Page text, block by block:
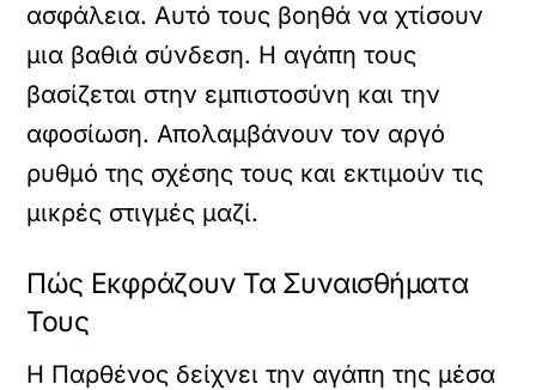
ασφάλεια. Αυτό τους βοηθά να χτίσουν
μια βαθιά σύνδεση. Η αγάπη τους
βασίζεται στην εμπιστοσύνη και την
αφοσίωση. Απολαμβάνουν τον αργό
ρυθμό της σχέσης τους και εκτιμούν τις
μικρές στιγμές μαζί.
Πώς Εκφράζουν Τα Συναισθήματα
Τους
Η Παρθένος δείχνει την αγάπη της μέσα